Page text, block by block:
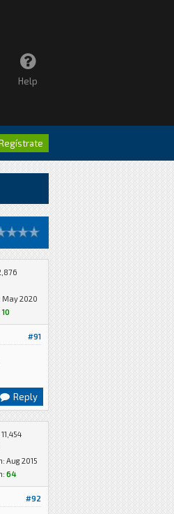
Help
2020
10
#91
Reply
Aug 2015
64
#92